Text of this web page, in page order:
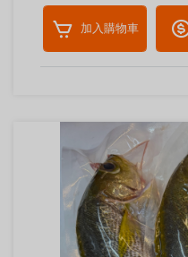
加入購物車